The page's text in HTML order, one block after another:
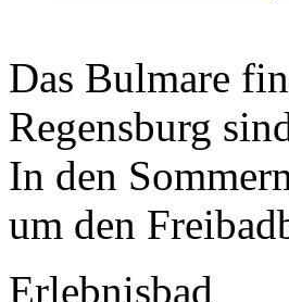
Das Bulmare
Regensburg
In den
um den
Erlebnisbad